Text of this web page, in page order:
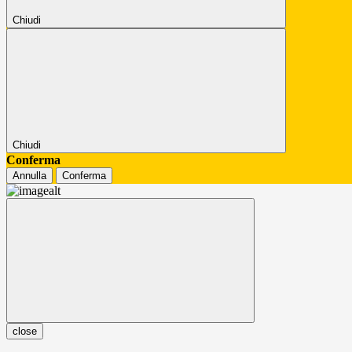
Chiudi
Chiudi
Conferma
Annulla Conferma
close